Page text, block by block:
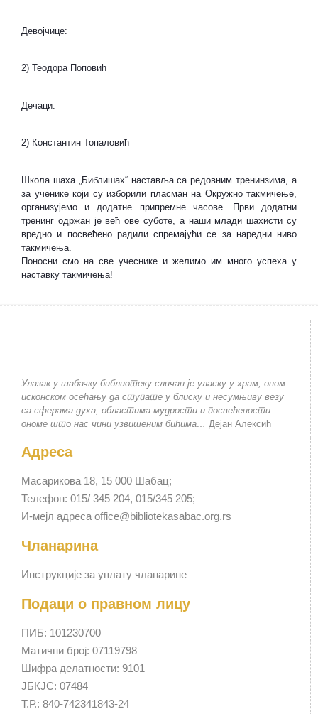
Девојчице:
2) Теодора Поповић
Дечаци:
2) Константин Топаловић
Школа шаха „Библишах“ наставља са редовним тренинзима, а
за ученике који су изборили пласман на Окружно такмичење,
организујемо и додатне припремне часове. Први додатни
тренинг одржан је већ ове суботе, а наши млади шахисти су
вредно и посвећено радили спремајући се за наредни ниво
такмичења.
Поносни смо на све учеснике и желимо им много успеха у
наставку такмичења!
Улазак у шабачку библиотеку сличан је уласку у храм, оном
исконском осећању да ступате у блиску и несумњиву везу
са сферама духа, областима мудрости и посвећености
ономе што нас чини узвишеним бићима… Дејан Алексић
Адреса
Масарикова 18, 15 000 Шабац;
Телефон: 015/ 345 204, 015/345 205;
И-мејл адреса office@bibliotekasabac.org.rs
Чланарина
Инструкције за уплату чланарине
Подаци о правном лицу
ПИБ: 101230700
Матични број: 07119798
Шифра делатности: 9101
ЈБКЈС: 07484
Т.Р.: 840-742341843-24